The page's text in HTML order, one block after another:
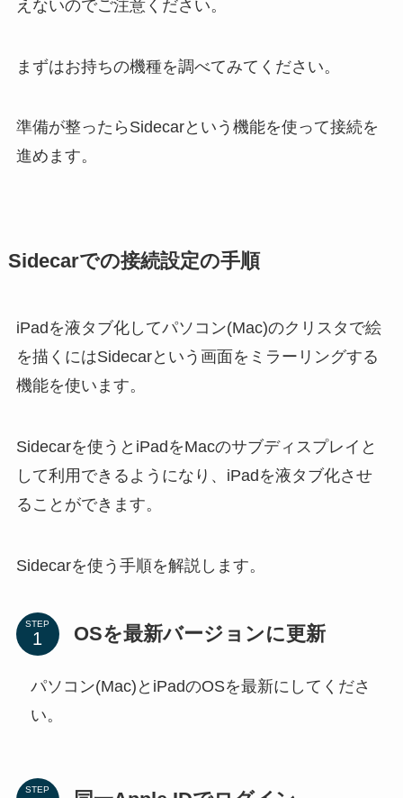
えないのでご注意ください。
まずはお持ちの機種を調べてみてください。
準備が整ったらSidecarという機能を使って接続を
進めます。
Sidecarでの接続設定の手順
iPadを液タブ化してパソコン(Mac)のクリスタで絵
を描くにはSidecarという画面をミラーリングする
機能を使います。
Sidecarを使うとiPadをMacのサブディスプレイと
して利用できるようになり、iPadを液タブ化させ
ることができます。
Sidecarを使う手順を解説します。
STEP OSを最新バージョンに更新
パソコン(Mac)とiPadのOSを最新にしてくださ
い。
STEP